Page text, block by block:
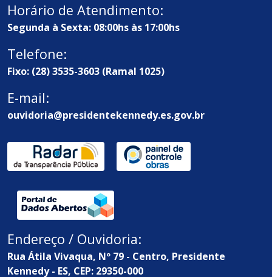
Horário de Atendimento:
Segunda à Sexta: 08:00hs às 17:00hs
Telefone:
Fixo: (28) 3535-3603 (Ramal 1025)
E-mail:
ouvidoria@presidentekennedy.es.gov.br
Endereço / Ouvidoria:
Rua Átila Vivaqua, Nº 79 - Centro, Presidente
Kennedy - ES, CEP: 29350-000